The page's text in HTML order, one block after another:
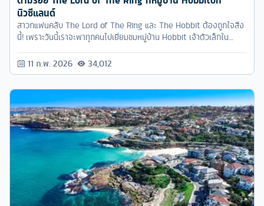
นิวซีแลนด์
สาวกแฟนคลับ The Lord of The Ring และ The Hobbit ต้องถูกใจสิ่ง
นี้! เพราะวันนี้เราจะพาทุกคนไปเยี่ยมชมหมู่บ้าน Hobbit เจ้าตัวเล็กใน
ได้เป็นแค่ฉากในหนังเท่านั้น เพราะเขายังเปิดให้นักท่องเที่ยวได้เข้าชม แถม
ยังมีร้านอาหารขายกันจริงๆ ในหมู่บ้านฮอบบิทอีกด้วย
11 ก.พ. 2026 34,012